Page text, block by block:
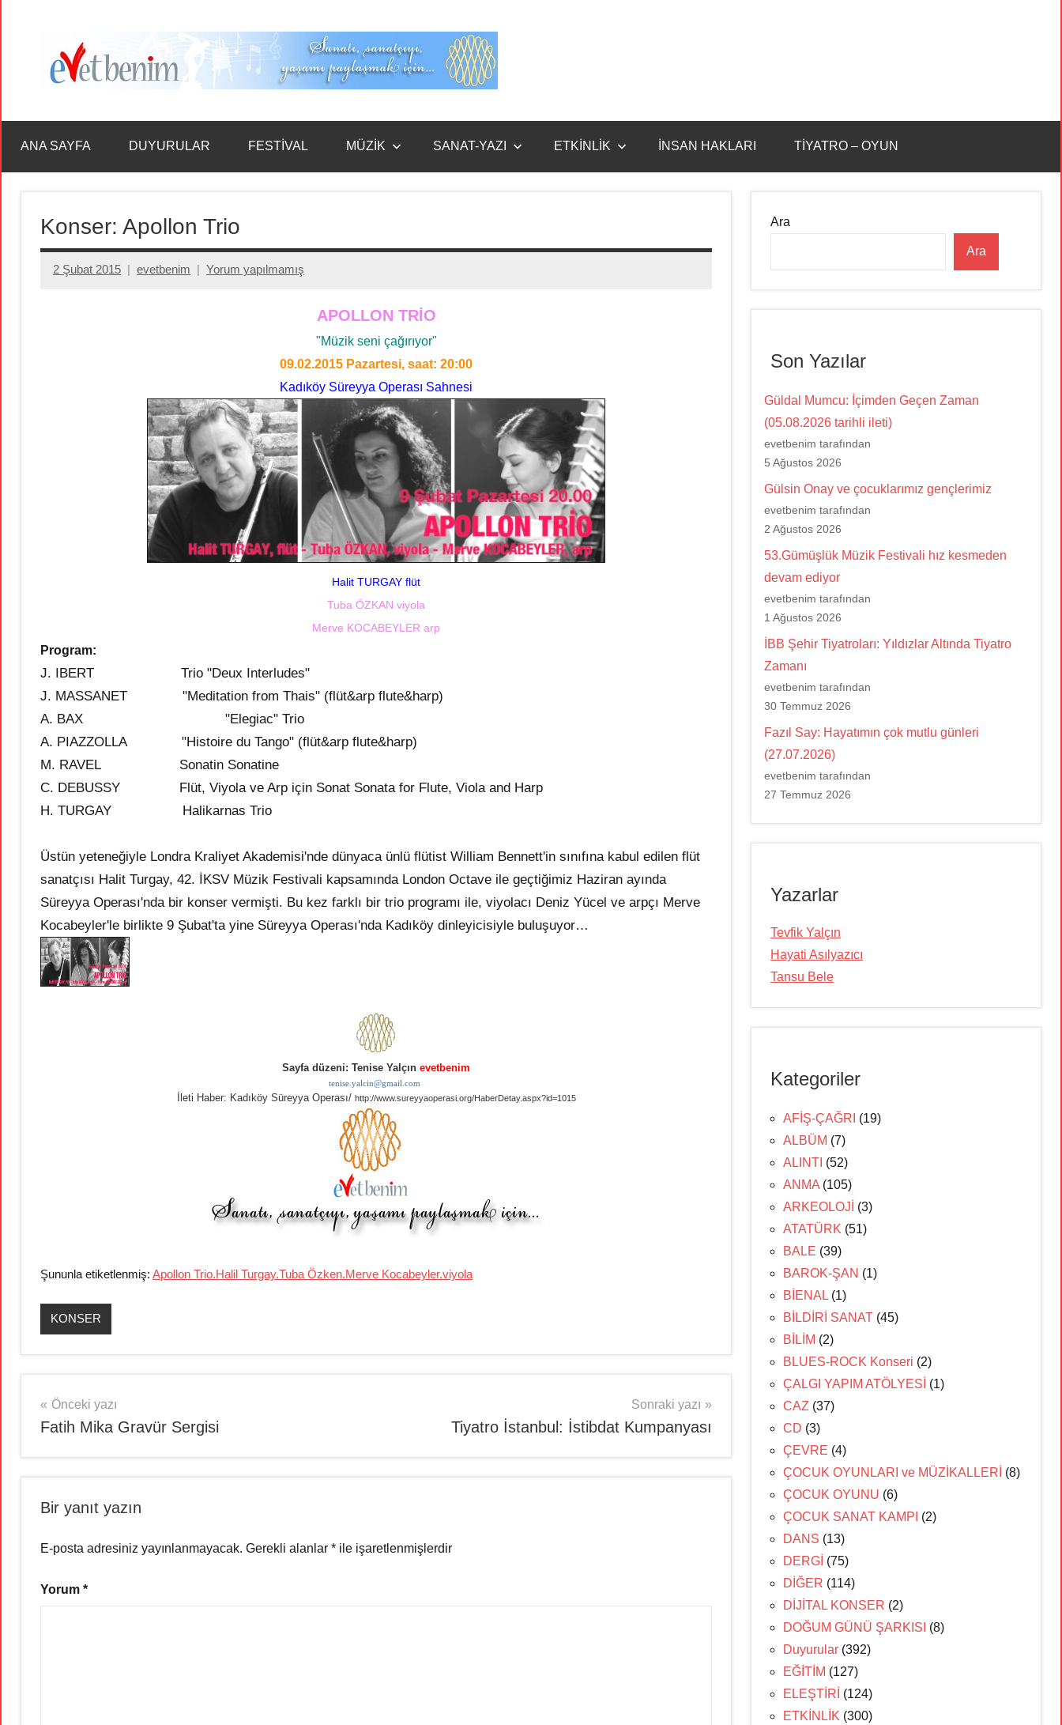
Benim
ANA SAYFA DUYURULAR FESTİVAL MÜZİK SANAT-YAZI ETKİNLİK İNSAN HAKLARI TİYATRO – OYUN
Konser: Apollon Trio
2 Şubat 2015 evetbenim Yorum yapılmamış
APOLLON TRİO
"Müzik seni çağırıyor"
09.02.2015 Pazartesi, saat: 20:00
Kadıköy Süreyya Operası Sahnesi
Halit TURGAY flüt
Tuba ÖZKAN viyola
Merve KOCABEYLER arp
Program:
J. IBERT Trio "Deux Interludes"
J. MASSANET "Meditation from Thais" (flüt&arp flute&harp)
A. BAX "Elegiac" Trio
A. PIAZZOLLA "Histoire du Tango" (flüt&arp flute&harp)
M. RAVEL Sonatin Sonatine
C. DEBUSSY Flüt, Viyola ve Arp için Sonat Sonata for Flute, Viola and Harp
H. TURGAY Halikarnas Trio
Üstün yeteneğiyle Londra Kraliyet Akademisi'nde dünyaca ünlü flütist William Bennett'in sınıfına kabul edilen flüt
sanatçısı Halit Turgay, 42. İKSV Müzik Festivali kapsamında London Octave ile geçtiğimiz Haziran ayında
Süreyya Operası'nda bir konser vermişti. Bu kez farklı bir trio programı ile, viyolacı Deniz Yücel ve arpçı Merve
Kocabeyler'le birlikte 9 Şubat'ta yine Süreyya Operası'nda Kadıköy dinleyicisiyle buluşuyor…
Sayfa düzeni: Tenise Yalçın evetbenim
tenise.yalcin@gmail.com
İleti Haber: Kadıköy Süreyya Operası/ http://www.sureyyaoperasi.org/HaberDetay.aspx?id=1015
Şununla etiketlenmiş: Apollon Trio.Halil Turgay.Tuba Özken.Merve Kocabeyler.viyola
KONSER
Yazı
gezinmesi
Önceki yazı
Fatih Mika Gravür Sergisi
Sonraki yazı
Tiyatro İstanbul: İstibdat Kumpanyası
Bir yanıt yazın
E-posta adresiniz yayınlanmayacak. Gerekli alanlar * ile işaretlenmişlerdir
Yorum *
Ara
Ara
Son Yazılar
Güldal Mumcu: İçimden Geçen Zaman
(05.08.2026 tarihli ileti)
evetbenim tarafından
5 Ağustos 2026
Gülsin Onay ve çocuklarımız gençlerimiz
evetbenim tarafından
2 Ağustos 2026
53.Gümüşlük Müzik Festivali hız kesmeden
devam ediyor
evetbenim tarafından
1 Ağustos 2026
İBB Şehir Tiyatroları: Yıldızlar Altında Tiyatro
Zamanı
evetbenim tarafından
30 Temmuz 2026
Fazıl Say: Hayatımın çok mutlu günleri
(27.07.2026)
evetbenim tarafından
27 Temmuz 2026
Yazarlar
Tevfik Yalçın
Hayati Asılyazıcı
Tansu Bele
Kategoriler
AFİŞ-ÇAĞRI (19)
ALBÜM (7)
ALINTI (52)
ANMA (105)
ARKEOLOJİ (3)
ATATÜRK (51)
BALE (39)
BAROK-ŞAN (1)
BİENAL (1)
BİLDİRİ SANAT (45)
BİLİM (2)
BLUES-ROCK Konseri (2)
ÇALGI YAPIM ATÖLYESİ (1)
CAZ (37)
CD (3)
ÇEVRE (4)
ÇOCUK OYUNLARI ve MÜZİKALLERİ (8)
ÇOCUK OYUNU (6)
ÇOCUK SANAT KAMPI (2)
DANS (13)
DERGİ (75)
DİĞER (114)
DİJİTAL KONSER (2)
DOĞUM GÜNÜ ŞARKISI (8)
Duyurular (392)
EĞİTİM (127)
ELEŞTİRİ (124)
ETKİNLİK (300)